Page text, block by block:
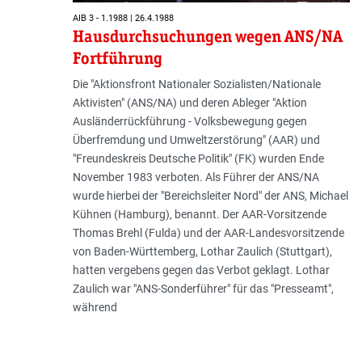
AIB 3 - 1.1988 | 26.4.1988
Hausdurchsuchungen wegen ANS/NA
Fortführung
Die "Aktionsfront Nationaler Sozialisten/Nationale
Aktivisten" (ANS/NA) und deren Ableger "Aktion
Ausländerrückführung - Volksbewegung gegen
Überfremdung und Umweltzerstörung" (AAR) und
"Freundeskreis Deutsche Politik" (FK) wurden Ende
November 1983 verboten. Als Führer der ANS/NA
wurde hierbei der "Bereichsleiter Nord" der ANS, Michael
Kühnen (Hamburg), benannt. Der AAR-Vorsitzende
Thomas Brehl (Fulda) und der AAR-Landesvorsitzende
von Baden-Württemberg, Lothar Zaulich (Stuttgart),
hatten vergebens gegen das Verbot geklagt. Lothar
Zaulich war "ANS-Sonderführer" für das "Presseamt",
während